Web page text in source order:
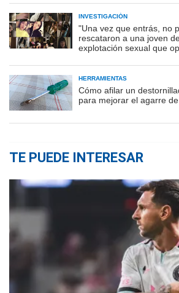
INVESTIGACIÓN
"Una vez que entrás, no
rescataron a una joven
explotación sexual que
HERRAMIENTAS
Cómo afilar un
para mejorar el agarre
TE PUEDE INTERESAR